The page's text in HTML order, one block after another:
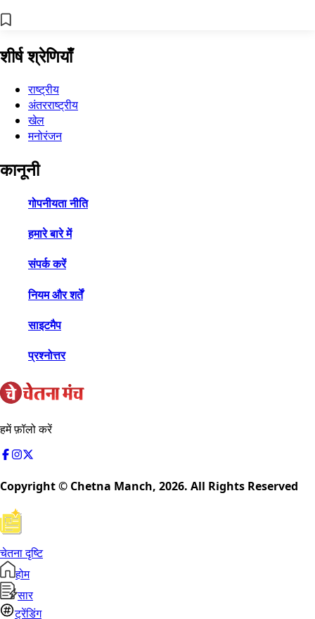
शीर्ष श्रेणियाँ
राष्ट्रीय
अंतरराष्ट्रीय
खेल
मनोरंजन
कानूनी
गोपनीयता नीति
हमारे बारे में
संपर्क करें
नियम और शर्तें
साइटमैप
प्रश्नोत्तर
हमें फ़ॉलो करें
Copyright © Chetna Manch, 2026. All Rights Reserved
चेतना दृष्टि
होम
सार
ट्रेंडिंग